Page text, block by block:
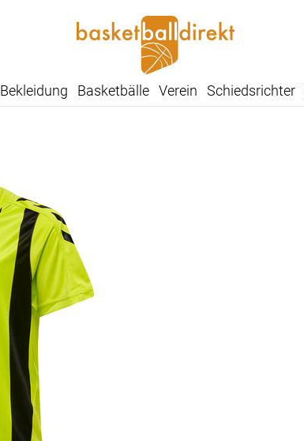
Bekleidung Basketbälle Verein Schiedsrichter